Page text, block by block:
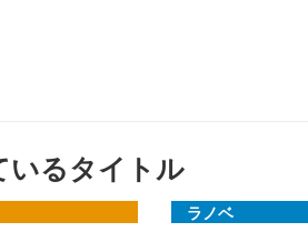
いるタイトル
ラノベ